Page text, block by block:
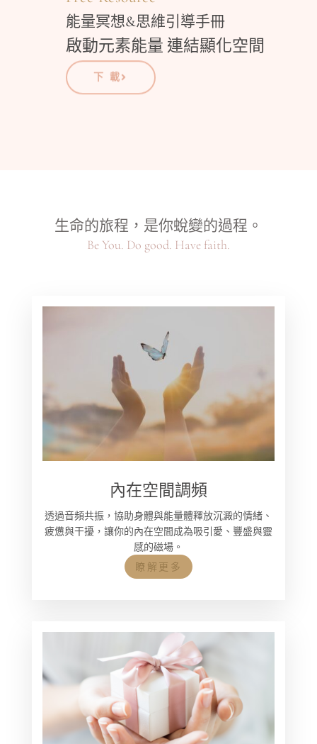
能量冥想&思維引導手冊
啟動元素能量 連結顯化空間
下 載
生命的旅程，是你蛻變的過程。
Be You. Do good. Have faith.
內在空間調頻
透過音頻共振，協助身體與能量體釋放沉澱的情緒、
疲憊與干擾，讓你的內在空間成為吸引愛、豐盛與靈
感的磁場。
瞭解更多